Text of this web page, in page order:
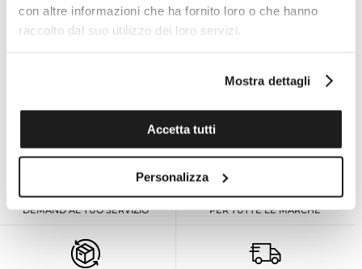
con altre informazioni che ha fornito loro o che hanno
raccolto dal suo utilizzo dei loro servizi.
Mostra dettagli
Accetta tutti
Personalizza
Specifiche tecniche
I VANTAGGI DI ACQUISTARE DA TOMASINI
ESPERTO PERSONALE ON
DEMAND AL TUO SERVIZIO
ASSISTENZA TECNICA UFFICIALE
PER TUTTE LE MARCHE